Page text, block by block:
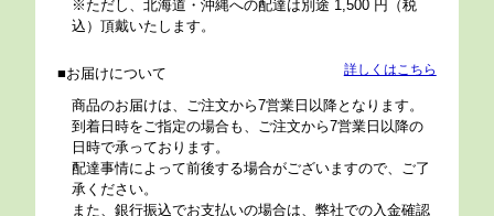
※ただし、北海道・沖縄への配達は別途 1,500 円（税
込）頂戴いたします。
お届けについて 詳しくはこちら
商品のお届けは、ご注文から7営業日以降となります。
到着日時をご指定の場合も、ご注文から7営業日以降の
日時で承っております。
配達事情によって前後する場合がございますので、ご了
承ください。
また、銀行振込でお支払いの場合は、弊社での入金確認